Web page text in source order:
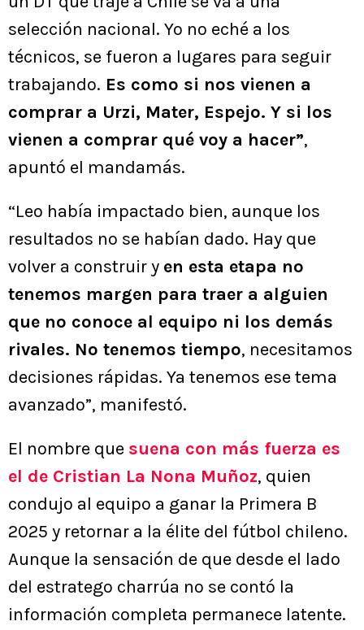
selección nacional. Yo no eché a los
técnicos, se fueron a lugares para seguir
trabajando. Es como si nos vienen a
comprar a Urzi, Mater, Espejo. Y si los
vienen a comprar qué voy a hacer”,
apuntó el mandamás.
“Leo había impactado bien, aunque los
resultados no se habían dado. Hay que
volver a construir y en esta etapa no
tenemos margen para traer a alguien
que no conoce al equipo ni los demás
rivales. No tenemos tiempo, necesitamos
decisiones rápidas. Ya tenemos ese tema
avanzado”, manifestó.
El nombre que suena con más fuerza es
el de Cristian La Nona Muñoz, quien
condujo al equipo a ganar la Primera B
2025 y retornar a la élite del fútbol chileno.
Aunque la sensación de que desde el lado
del estratego charrúa no se contó la
información completa permanece latente.